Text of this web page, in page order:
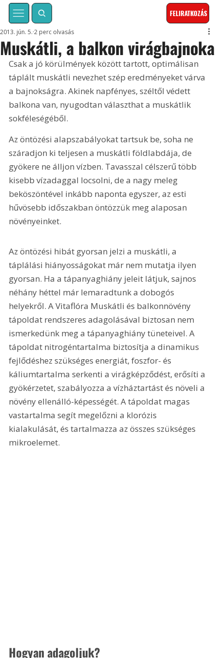
FELIRATKOZÁS
Muskátli, a balkon virágbajnoka
2013. jún. 5. 2 perc olvasás
Csak a jó körülmények között tartott, optimálisan
táplált muskátli nevezhet szép eredményeket várva
a bajnokságra. Akinek napfényes, széltől védett
balkona van, nyugodtan választhat a muskátlik
sokféleségéből.
Az öntözési alapszabályokat tartsuk be, soha ne
száradjon ki teljesen a muskátli földlabdája, de
gyökere ne álljon vízben. Tavasszal célszerű több
kisebb vízadaggal locsolni, de a nagy meleg
beköszöntével inkább naponta egyszer, az esti
hűvösebb időszakban öntözzük meg alaposan
növényeinket.
Az öntözési hibát gyorsan jelzi a muskátli, a
táplálási hiányosságokat már nem mutatja ilyen
gyorsan. Ha a tápanyaghiány jeleit látjuk, sajnos
néhány héttel már lemaradtunk a dobogós
helyekről. A Vitaflóra Muskátli és balkonnövény
tápoldat rendszeres adagolásával biztosan nem
ismerkedünk meg a tápanyaghiány tüneteivel. A
tápoldat nitrogéntartalma biztosítja a dinamikus
fejlődéshez szükséges energiát, foszfor- és
káliumtartalma serkenti a virágképződést, erősíti a
gyökérzetet, szabályozza a vízháztartást és növeli a
növény ellenálló-képességét. A tápoldat magas
vastartalma segít megelőzni a klorózis
kialakulását, és tartalmazza az összes szükséges
mikroelemet.
Hogyan adagoljuk?